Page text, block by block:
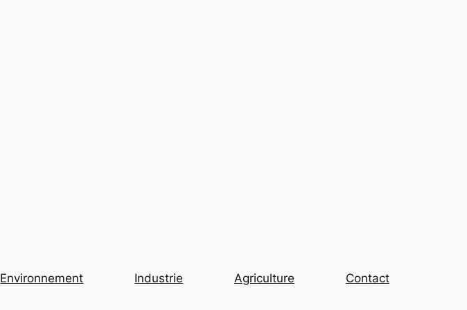
Environnement Industrie Agriculture Contact